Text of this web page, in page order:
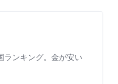
ランキング。金が安い